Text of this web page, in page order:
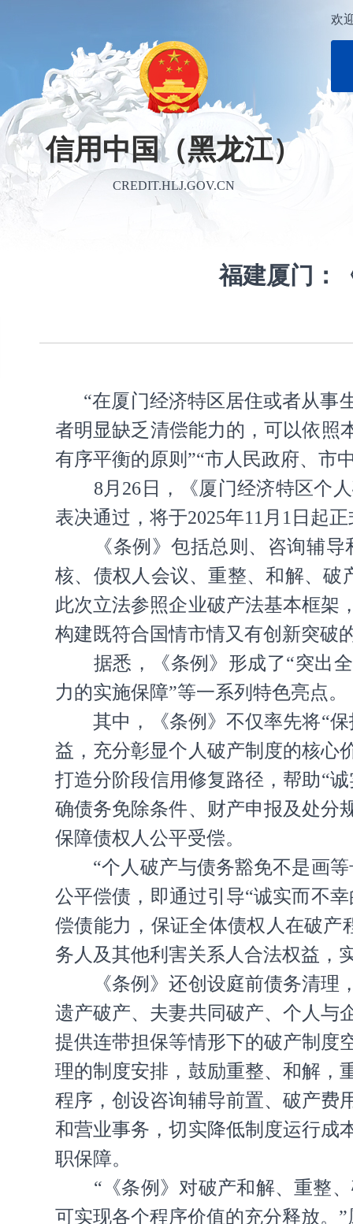
信用中国（黑龙江）
CREDIT.HLJ.GOV.CN
欢
福建厦门：
“在厦门经济特区居住或者从事
者明显缺乏清偿能力的，可以依照
有序平衡的原则”“市人民政府、
8月26日，《厦门经济特区个人
表决通过，将于2025年11月1日起
《条例》包括总则、咨询辅导
核、债权人会议、重整、和解、破
此次立法参照企业破产法基本框架
构建既符合国情市情又有创新突破
据悉，《条例》形成了“突出全
力的实施保障”等一系列特色亮点。
其中，《条例》不仅率先将“保
益，充分彰显个人破产制度的核心
打造分阶段信用修复路径，帮助“
确债务免除条件、财产申报及处分
保障债权人公平受偿。
“个人破产与债务豁免不是画等
公平偿债，即通过引导“诚实而不
偿债能力，保证全体债权人在破产
务人及其他利害关系人合法权益，
《条例》还创设庭前债务清理，
遗产破产、夫妻共同破产、个人与
提供连带担保等情形下的破产制度
理的制度安排，鼓励重整、和解，
程序，创设咨询辅导前置、破产费
和营业事务，切实降低制度运行成
职保障。
“《条例》对破产和解、重整、
可实现各个程序价值的充分释放。